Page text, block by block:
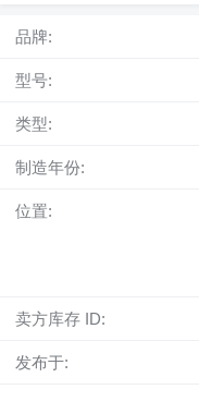
品牌:
型号:
类型:
制造年份:
位置:
卖方库存 ID:
发布于: